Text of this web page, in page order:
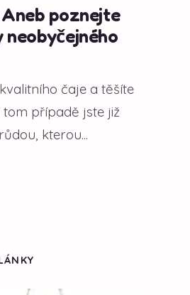
poznejte
čaje a těšíte
tom případě jste již
kterou...